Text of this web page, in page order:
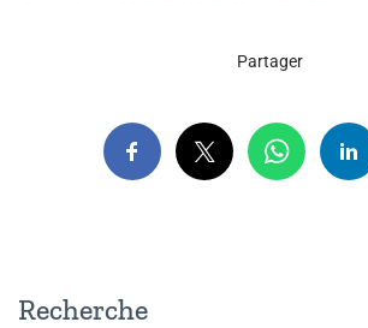
Partager
Recherche